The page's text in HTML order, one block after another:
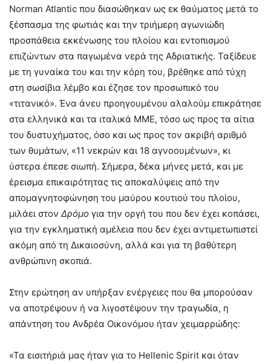
Norman Atlantic που διασώθηκαν ως εκ θαύματος μετά το
ξέσπασμα της φωτιάς και την τριήμερη αγωνιώδη
προσπάθεια εκκένωσης του πλοίου και εντοπισμού
επιζώντων στα παγωμένα νερά της Αδριατικής. Ταξίδευε
με τη γυναίκα του και την κόρη του, βρέθηκε από τύχη
στη σωσίβια λέμβο και έζησε τον προσωπικό του
«τιτανικό». Ένα άνευ προηγουμένου αλαλούμ επικράτησε
στα ελληνικά και τα ιταλικά ΜΜΕ, τόσο ως προς τα αίτια
του δυστυχήματος, όσο και ως προς τον ακριβή αριθμό
των θυμάτων, «11 νεκρών και 18 αγνοουμένων», κι
ύστερα έπεσε σιωπή. Σήμερα, δέκα μήνες μετά, και με
έρεισμα επικαιρότητας τις αποκαλύψεις από την
απομαγνητοφώνηση του μαύρου κουτιού του πλοίου,
μιλάει στον Δρόμο για την οργή του που δεν έχει κοπάσει,
για την εγκληματική αμέλεια που δεν έχει αντιμετωπιστεί
ακόμη από τη Δικαιοσύνη, αλλά και για τη βαθύτερη
ανθρώπινη σκοπιά.
Στην ερώτηση αν υπήρξαν ενέργειες που θα μπορούσαν
να αποτρέψουν ή να λιγοστέψουν την τραγωδία, η
απάντηση του Ανδρέα Οικονόμου ήταν χειμαρρώδης:
«Τα εισιτήριά μας ήταν για το Hellenic Spirit και όταν